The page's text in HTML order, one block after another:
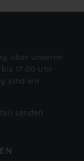
über unseren
17:00 Uhr
sind wir
senden